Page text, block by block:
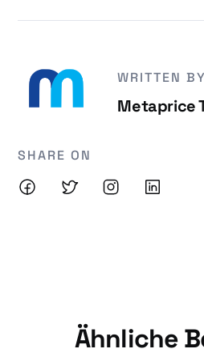
WRITTEN BY
Metaprice
SHARE ON
Ähnliche